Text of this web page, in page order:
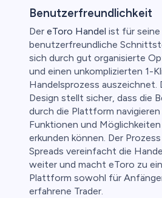
Benutzerfreundlichkeit
Der eToro Handel ist für seine
benutzerfreundliche
sich durch gut organisierte
und einen unkomplizierten 1-
Handelsprozess auszeichnet.
Design stellt sicher, dass die
durch die Plattform navigieren
Funktionen und
erkunden können. Der
Spreads vereinfacht die
weiter und macht eToro zu
Plattform sowohl für
erfahrene Trader.